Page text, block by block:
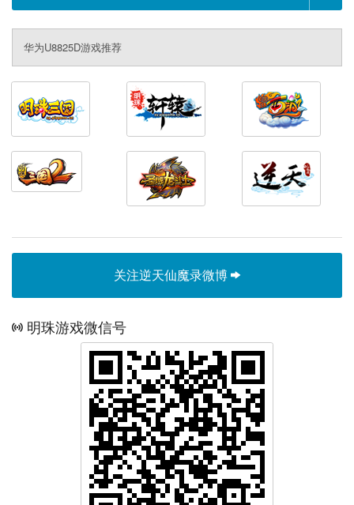
华为U8825D游戏推荐
关注逆天仙魔录微博
明珠游戏微信号